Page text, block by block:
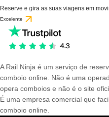
Reserve e gira as suas viagens em
Excelente
A Rail Ninja é um serviço de
comboio online. Não é uma
opera comboios e não é o site
É uma empresa comercial que
comboio online.